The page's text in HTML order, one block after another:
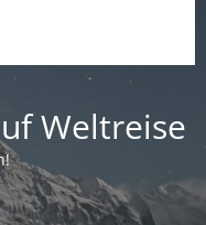
Weltreise